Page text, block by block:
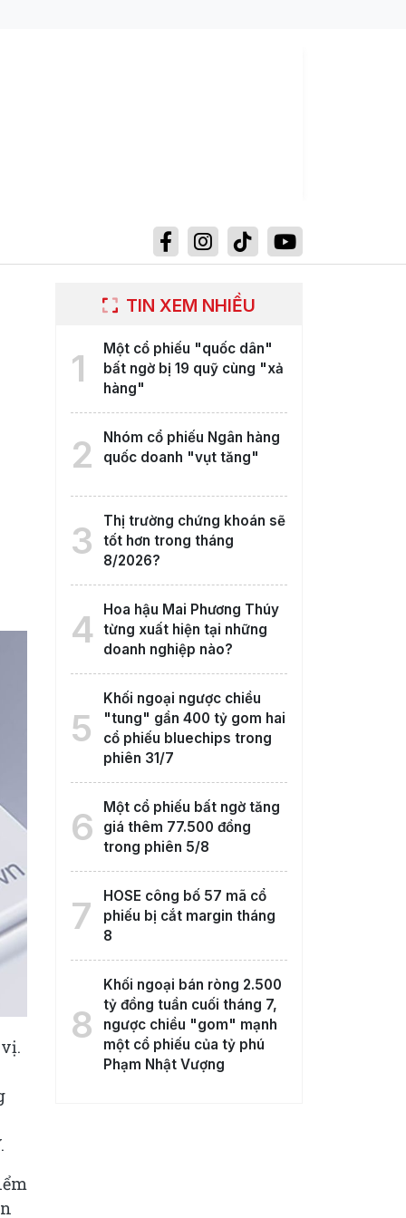
TIN XEM NHIỀU
1
Một cổ phiếu "quốc dân"
bất ngờ bị 19 quỹ cùng "xả
hàng"
2
Nhóm cổ phiếu Ngân hàng
quốc doanh "vụt tăng"
3
Thị trường chứng khoán sẽ
tốt hơn trong tháng
8/2026?
4
Hoa hậu Mai Phương Thúy
từng xuất hiện tại những
doanh nghiệp nào?
5
Khối ngoại ngược chiều
"tung" gần 400 tỷ gom hai
cổ phiếu bluechips trong
phiên 31/7
6
Một cổ phiếu bất ngờ tăng
giá thêm 77.500 đồng
trong phiên 5/8
7
HOSE công bố 57 mã cổ
phiếu bị cắt margin tháng
8
8
Khối ngoại bán ròng 2.500
tỷ đồng tuần cuối tháng 7,
ngược chiều "gom" mạnh
một cổ phiếu của tỷ phú
Phạm Nhật Vượng